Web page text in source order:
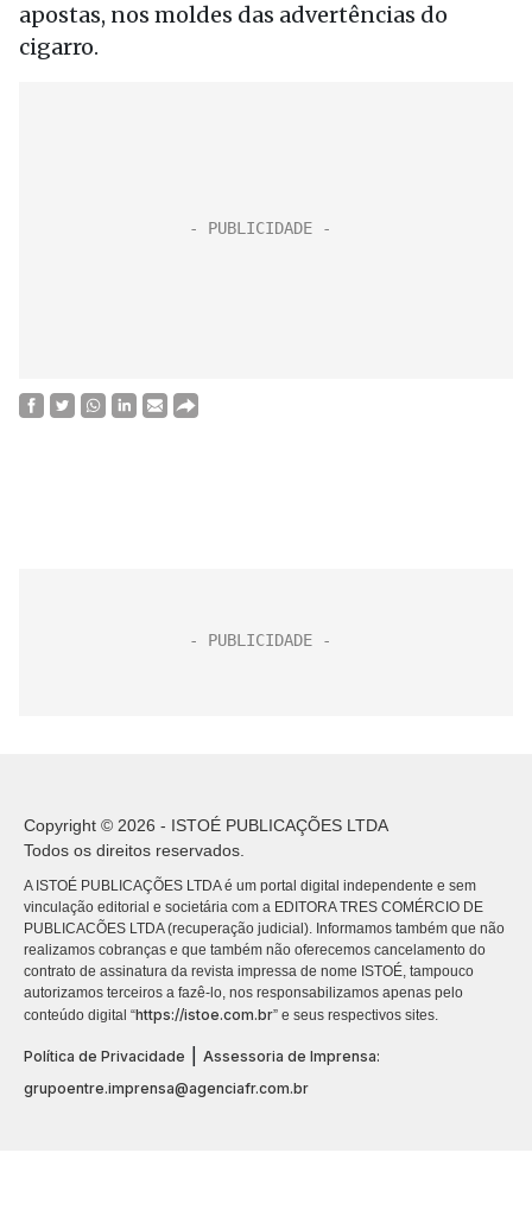
apostas, nos moldes das advertências do
cigarro.
Copyright © 2026 - ISTOÉ PUBLICAÇÕES LTDA
Todos os direitos reservados.
A ISTOÉ PUBLICAÇÕES LTDA é um portal digital independente e sem
vinculação editorial e societária com a EDITORA TRES COMÉRCIO DE
PUBLICACÕES LTDA (recuperação judicial). Informamos também que não
realizamos cobranças e que também não oferecemos cancelamento do
contrato de assinatura da revista impressa de nome ISTOÉ, tampouco
autorizamos terceiros a fazê-lo, nos responsabilizamos apenas pelo
conteúdo digital “https://istoe.com.br” e seus respectivos sites.
Política de Privacidade
Assessoria de Imprensa:
grupoentre.imprensa@agenciafr.com.br